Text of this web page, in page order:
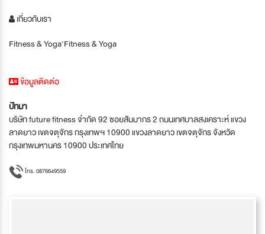
เกี่ยวกับเรา
Fitness & Yoga'Fitness & Yoga
ข้อมูลติดต่อ
ปัทมา
บริษัท future fitness จำกัด 92 ซอยสัมมากร 2 ถนนเทศบาลสงเคราะห์ แขวง
ลาดยาว เขตจตุจักร กรุงเทพฯ 10900 แขวงลาดยาว เขตจตุจักร จังหวัด
กรุงเทพมหานคร 10900 ประเทศไทย
โทร. 0876649559